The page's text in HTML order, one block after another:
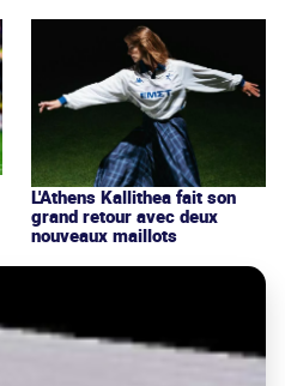
L'Athens Kallithea fait son
grand retour avec deux
nouveaux maillots